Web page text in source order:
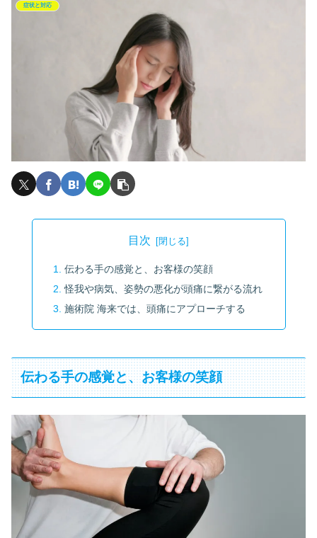
症状と対応
目次
伝わる手の感覚と、お客様の笑顔
怪我や病気、姿勢の悪化が頭痛に繋がる流れ
施術院 海来では、頭痛にアプローチする
伝わる手の感覚と、お客様の笑顔